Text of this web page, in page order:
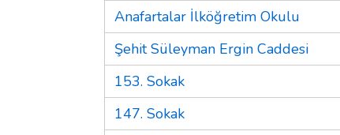
Anafartalar İlköğretim Okulu
Şehit Süleyman Ergin Caddesi
153. Sokak
147. Sokak